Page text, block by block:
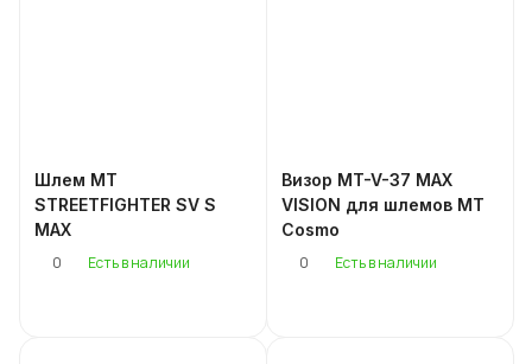
Шлем MT
STREETFIGHTER SV S
MAX
0
Есть в наличии
Визор MT-V-37 MAX
VISION для шлемов MT
Cosmo
0
Есть в наличии